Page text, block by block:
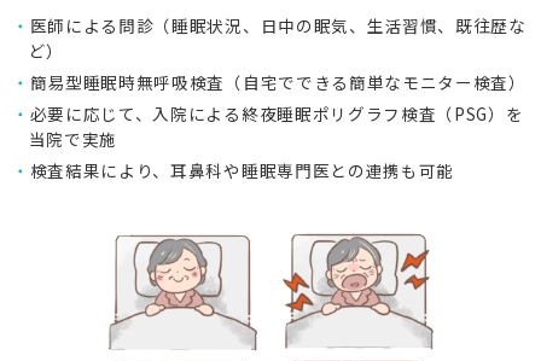
医師による問診（睡眠状況、日中の眠気、生活習慣、既往歴な
ど）
簡易型睡眠時無呼吸検査（自宅でできる簡単なモニター検査）
必要に応じて、入院による終夜睡眠ポリグラフ検査（PSG）を
当院で実施
検査結果により、耳鼻科や睡眠専門医との連携も可能